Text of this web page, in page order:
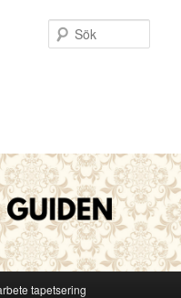
tapetsering